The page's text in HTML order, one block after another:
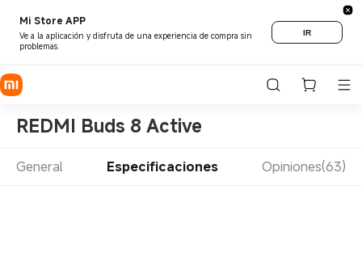
Mi Store APP
Ve a la aplicación y disfruta de una experiencia de compra sin
problemas.
IR
REDMI Buds 8 Active
General Especificaciones Opiniones(63)